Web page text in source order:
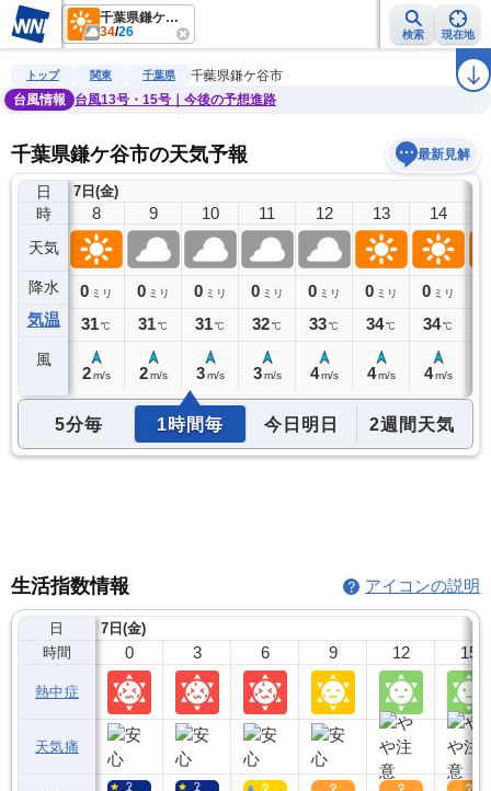
千葉県鎌ケ谷市
34/26 検索 現在地
雨雲レーダー 台風情報 地震情報 ラ
トップ 関東 千葉県
千葉県鎌ケ谷市
台風情報
台風13号・15号｜今後の予想進路
千葉県鎌ケ谷市の天気予報 最新見解
日
時
天気
降水
気温
風
7日(金)
7
0ミリ
29℃
8
0 ミリ
31℃
2 m/s
9
0 ミリ
31℃
2 m/s
10
0 ミリ
31℃
3 m/s
11
0 ミリ
32℃
3 m/s
12
0 ミリ
33℃
4 m/s
13
0 ミリ
34℃
4 m/s
14
0 ミリ
34℃
4 m/s
5分毎 1時間毎 今日明日 2週間天気
生活指数情報 アイコンの説明
日
時間
熱中症
天気痛
7日(金)
0 3 6 9 12 15